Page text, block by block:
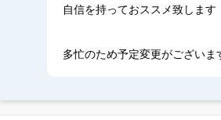
自信を持っておススメ致します
多忙のため予定変更がござい